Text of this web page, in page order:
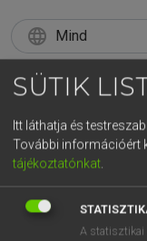
language Mind
search
Díjmentes
abandoned mn
SÜTIK
Itt láthatja és
További információért
tájékoztatónkat.
A statisztikai
5 6 7
j k